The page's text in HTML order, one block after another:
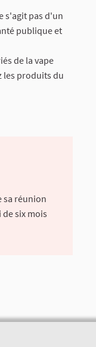
s'agit pas d'un
publique et
de la vape
les produits du
sa réunion
six mois